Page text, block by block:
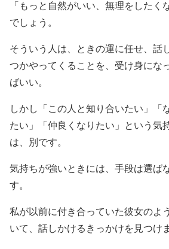
「もっと自然がいい、無理をしたく
でしょう。
そういう人は、ときの運に任せ、話
つかやってくることを、受け身にな
ばいい。
しかし「この人と知り合いたい」「
たい」「仲良くなりたい」という気
は、別です。
気持ちが強いときには、手段は選ば
す。
私が以前に付き合っていた彼女のよ
いて、話しかけるきっかけを見つけ